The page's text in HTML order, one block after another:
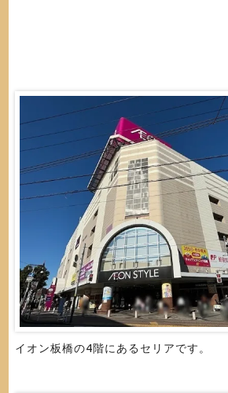
イオン板橋の4階にあるセリアです。